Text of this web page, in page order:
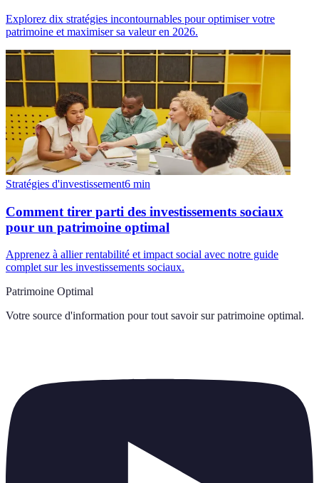
Explorez dix stratégies incontournables pour optimiser votre
patrimoine et maximiser sa valeur en 2026.
Stratégies d'investissement6 min
Comment tirer parti des investissements sociaux
pour un patrimoine optimal
Apprenez à allier rentabilité et impact social avec notre guide
complet sur les investissements sociaux.
Patrimoine Optimal
Votre source d'information pour tout savoir sur patrimoine optimal.